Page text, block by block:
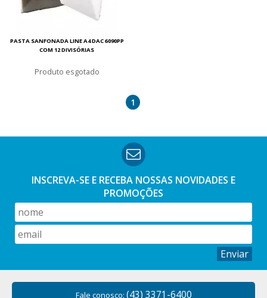
PASTA SANFONADA LINE A4 DAC 6090PP
COM 12 DIVISÓRIAS
esgotado
1
INSCREVA-SE E RECEBA NOSSAS NOVIDADES E
PROMOÇÕES
Enviar
Fale conosco: (43) 3371-6400